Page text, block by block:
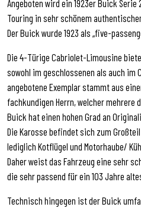
Angeboten wird ein 1923er Buick Serie
Touring in sehr schönem
Der Buick wurde 1923 als „five-
Die 4-Türige Cabriolet-Limousine
sowohl im geschlossenen als auch im
angebotene Exemplar stammt aus
fachkundigen Herrn, welcher mehrere
Buick hat einen hohen Grad an
Die Karosse befindet sich zum
lediglich Kotflügel und Motorhaube/
Daher weist das Fahrzeug eine sehr
die sehr passend für ein 103 Jahre
Technisch hingegen ist der Buick